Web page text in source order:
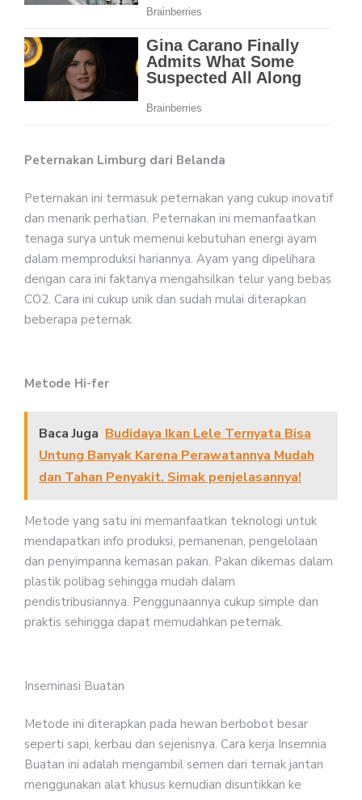
Peternakan Limburg dari Belanda
Peternakan ini termasuk peternakan yang cukup inovatif
dan menarik perhatian. Peternakan ini memanfaatkan
tenaga surya untuk memenui kebutuhan energi ayam
dalam memproduksi hariannya. Ayam yang dipelihara
dengan cara ini faktanya mengahsilkan telur yang bebas
CO2. Cara ini cukup unik dan sudah mulai diterapkan
beberapa peternak.
Metode Hi-fer
Baca Juga Budidaya Ikan Lele Ternyata Bisa
Untung Banyak Karena Perawatannya Mudah
dan Tahan Penyakit. Simak penjelasannya!
Metode yang satu ini memanfaatkan teknologi untuk
mendapatkan info produksi, pemanenan, pengelolaan
dan penyimpanna kemasan pakan. Pakan dikemas dalam
plastik polibag sehingga mudah dalam
pendistribusiannya. Penggunaannya cukup simple dan
praktis sehingga dapat memudahkan peternak.
Inseminasi Buatan
Metode ini diterapkan pada hewan berbobot besar
seperti sapi, kerbau dan sejenisnya. Cara kerja Insemnia
Buatan ini adalah mengambil semen dari ternak jantan
menggunakan alat khusus kemudian disuntikkan ke